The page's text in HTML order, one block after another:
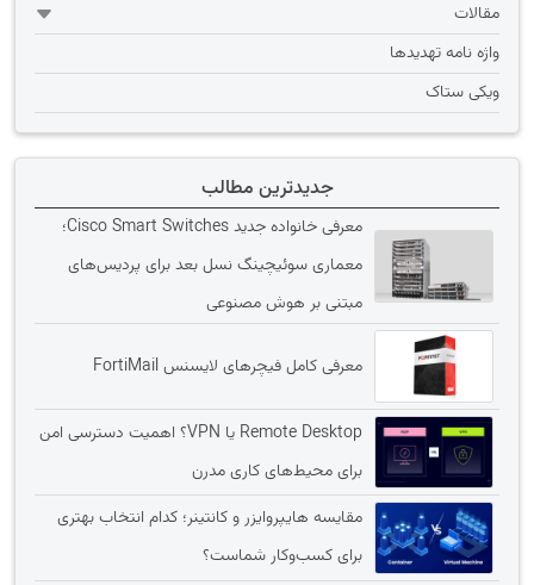
مقالات
واژه نامه تهديدها
ویکی ستاک
جدیدترین مطالب
معرفی خانواده جدید Cisco Smart Switches؛
معماری سوئیچینگ نسل بعد برای پردیس‌های
مبتنی بر هوش مصنوعی
معرفی کامل فیچرهای لایسنس FortiMail
Remote Desktop یا VPN؟ اهمیت دسترسی امن
برای محیط‌های کاری مدرن
مقایسه هایپروایزر و کانتینر؛ کدام انتخاب بهتری
برای کسب‌وکار شماست؟